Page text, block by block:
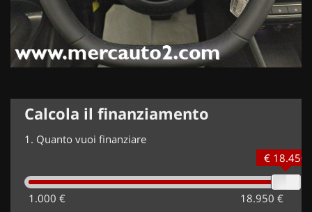
Calcola il finanziamento
1. Quanto vuoi finanziare
1.000 € 18.950 €
€ 18.450